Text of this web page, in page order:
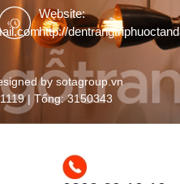
Website:
http://
by sotagroup.vn
| Tổng: 3150343